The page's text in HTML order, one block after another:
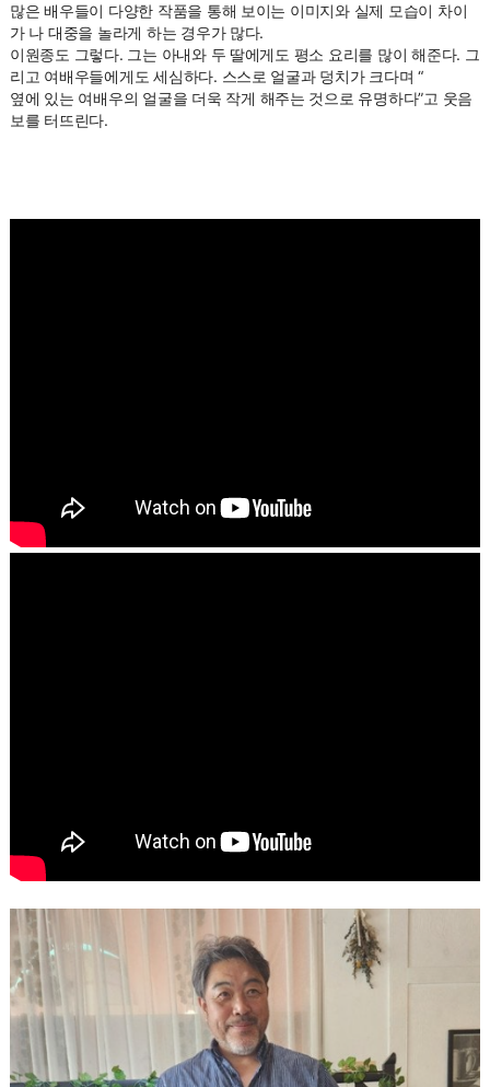
많은 배우들이 다양한 작품을 통해 보이는 이미지와 실제 모습이 차이
가 나 대중을 놀라게 하는 경우가 많다.
이원종도 그렇다. 그는 아내와 두 딸에게도 평소 요리를 많이 해준다. 그
리고 여배우들에게도 세심하다. 스스로 얼굴과 덩치가 크다며 “
옆에 있는 여배우의 얼굴을 더욱 작게 해주는 것으로 유명하다”고 웃음
보를 터뜨린다.